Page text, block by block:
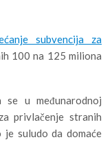
subvencija za
100 na 125 miliona
se u međunarodnoj
privlačenje stranih
suludo da domaće